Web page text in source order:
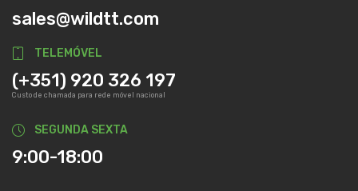
sales@wildtt.com
TELEMÓVEL
(+351) 920 326 197
Custo de chamada para rede móvel nacional
SEGUNDA SEXTA
9:00-18:00